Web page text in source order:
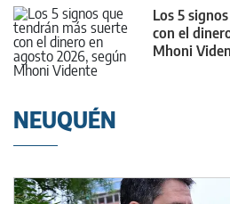
Los 5
con el
Mhoni
NEUQUÉN